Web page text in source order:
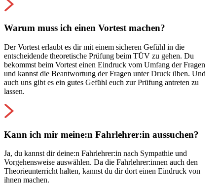
Warum muss ich einen Vortest machen?
Der Vortest erlaubt es dir mit einem sicheren Gefühl in die
entscheidende theoretische Prüfung beim TÜV zu gehen. Du
bekommst beim Vortest einen Eindruck vom Umfang der Fragen
und kannst die Beantwortung der Fragen unter Druck üben. Und
auch uns gibt es ein gutes Gefühl euch zur Prüfung antreten zu
lassen.
Kann ich mir meine:n Fahrlehrer:in aussuchen?
Ja, du kannst dir deine:n Fahrlehrer:in nach Sympathie und
Vorgehensweise auswählen. Da die Fahrlehrer:innen auch den
Theorieunterricht halten, kannst du dir dort einen Eindruck von
ihnen machen.